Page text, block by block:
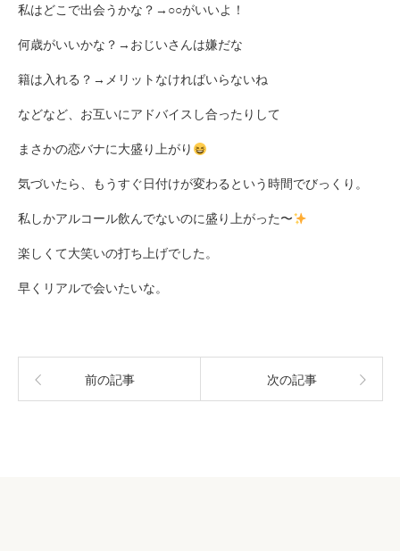
私はどこで出会うかな？→○○がいいよ！
何歳がいいかな？→おじいさんは嫌だな
籍は入れる？→メリットなければいらないね
などなど、お互いにアドバイスし合ったりして
まさかの恋バナに大盛り上がり
気づいたら、もうすぐ日付けが変わるという時間でびっくり。
私しかアルコール飲んでないのに盛り上がった〜
楽しくて大笑いの打ち上げでした。
早くリアルで会いたいな。
前の記事 次の記事